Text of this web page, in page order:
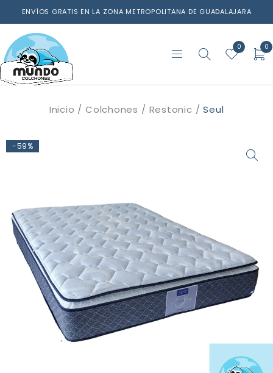
ENVÍOS GRATIS EN LA ZONA METROPOLITANA DE GUADALAJARA
0 0
Inicio / Colchones / Restonic / Seul
-59%